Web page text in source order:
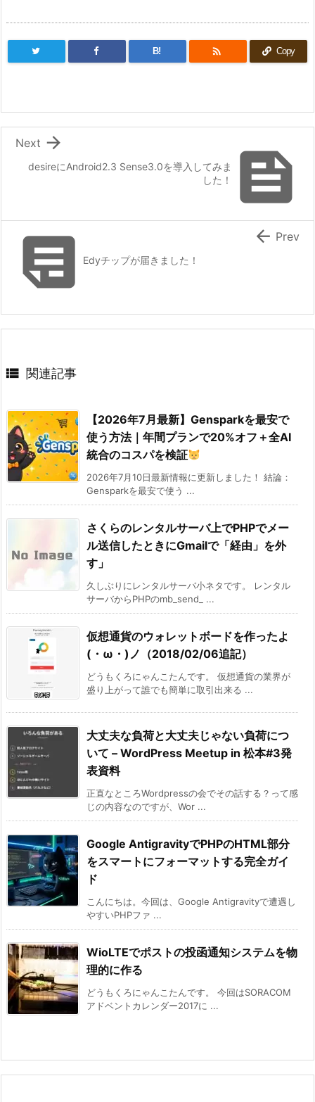
B!  Copy

desireにAndroid2.3 Sense3.0を導入してみま
した！

Next
Edyチップが届きました！
 Prev
 関連記事
【2026年7月最新】Gensparkを最安で
使う方法｜年間プランで20%オフ＋全AI
統合のコスパを検証
2026年7月10日最新情報に更新しました！ 結論：
Gensparkを最安で使う ...
さくらのレンタルサーバ上でPHPでメー
ル送信したときにGmailで「経由」を外
す」
久しぶりにレンタルサーバ小ネタです。 レンタル
サーバからPHPのmb_send_ ...
仮想通貨のウォレットボードを作ったよ
(・ω・)ノ（2018/02/06追記）
どうもくろにゃんこたんです。 仮想通貨の業界が
盛り上がって誰でも簡単に取引出来る ...
大丈夫な負荷と大丈夫じゃない負荷につ
いて – WordPress Meetup in 松本#3発
表資料
正直なところWordpressの会でその話する？って感
じの内容なのですが、Wor ...
Google AntigravityでPHPのHTML部分
をスマートにフォーマットする完全ガイ
ド
こんにちは。今回は、Google Antigravityで遭遇し
やすいPHPファ ...
WioLTEでポストの投函通知システムを物
理的に作る
どうもくろにゃんこたんです。 今回はSORACOM
アドベントカレンダー2017に ...